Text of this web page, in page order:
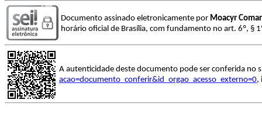
Documento assinado eletronicamente por Moacyr
horário oficial de Brasília, com fundamento no art. 6º, §
A autenticidade deste documento pode ser conferida no
acao=documento_conferir&id_orgao_acesso_externo=0,